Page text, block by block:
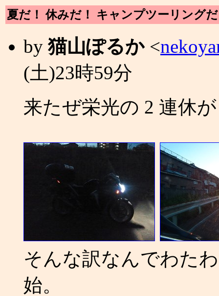
夏だ！ 休みだ！ キャンプツーリング
by猫山ぽるか<
(土)23時59分
来たぜ栄光の 2 連休
そんな訳なんでわた
始。